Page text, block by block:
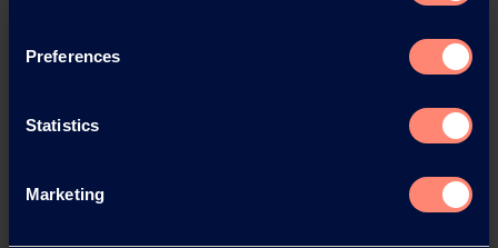
Preferences
Statistics
MarketingYou have questions about our